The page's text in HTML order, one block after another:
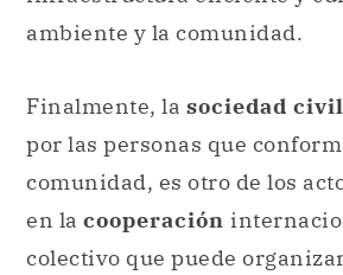
ambiente y la comunidad.
Finalmente, la sociedad civil
por las personas que
comunidad, es otro de los
en la cooperación
colectivo que puede